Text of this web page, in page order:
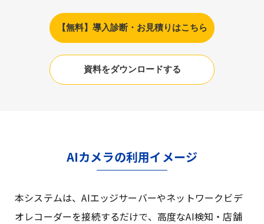
【無料】導入診断・お見積りはこちら
資料をダウンロードする
AIカメラの利用イメージ
本システムは、AIエッジサーバーやネットワークビデ
オレコーダーを接続するだけで、高度なAI検知・店舗